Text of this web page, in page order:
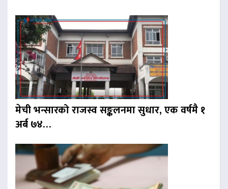
मेची भन्सारको राजस्व सङ्कलनमा सुधार, एक वर्षमै १
अर्ब ७४…